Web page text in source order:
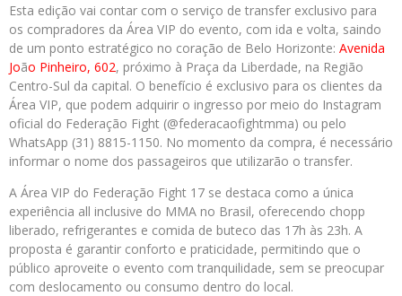
Esta edição vai contar com o serviço de transfer exclusivo para
os compradores da Área VIP do evento, com ida e volta, saindo
de um ponto estratégico no coração de Belo Horizonte: Avenida
João Pinheiro, 602, próximo à Praça da Liberdade, na Região
Centro-Sul da capital. O benefício é exclusivo para os clientes da
Área VIP, que podem adquirir o ingresso por meio do Instagram
oficial do Federação Fight (@federacaofightmma) ou pelo
WhatsApp (31) 8815-1150. No momento da compra, é necessário
informar o nome dos passageiros que utilizarão o transfer.
A Área VIP do Federação Fight 17 se destaca como a única
experiência all inclusive do MMA no Brasil, oferecendo chopp
liberado, refrigerantes e comida de buteco das 17h às 23h. A
proposta é garantir conforto e praticidade, permitindo que o
público aproveite o evento com tranquilidade, sem se preocupar
com deslocamento ou consumo dentro do local.